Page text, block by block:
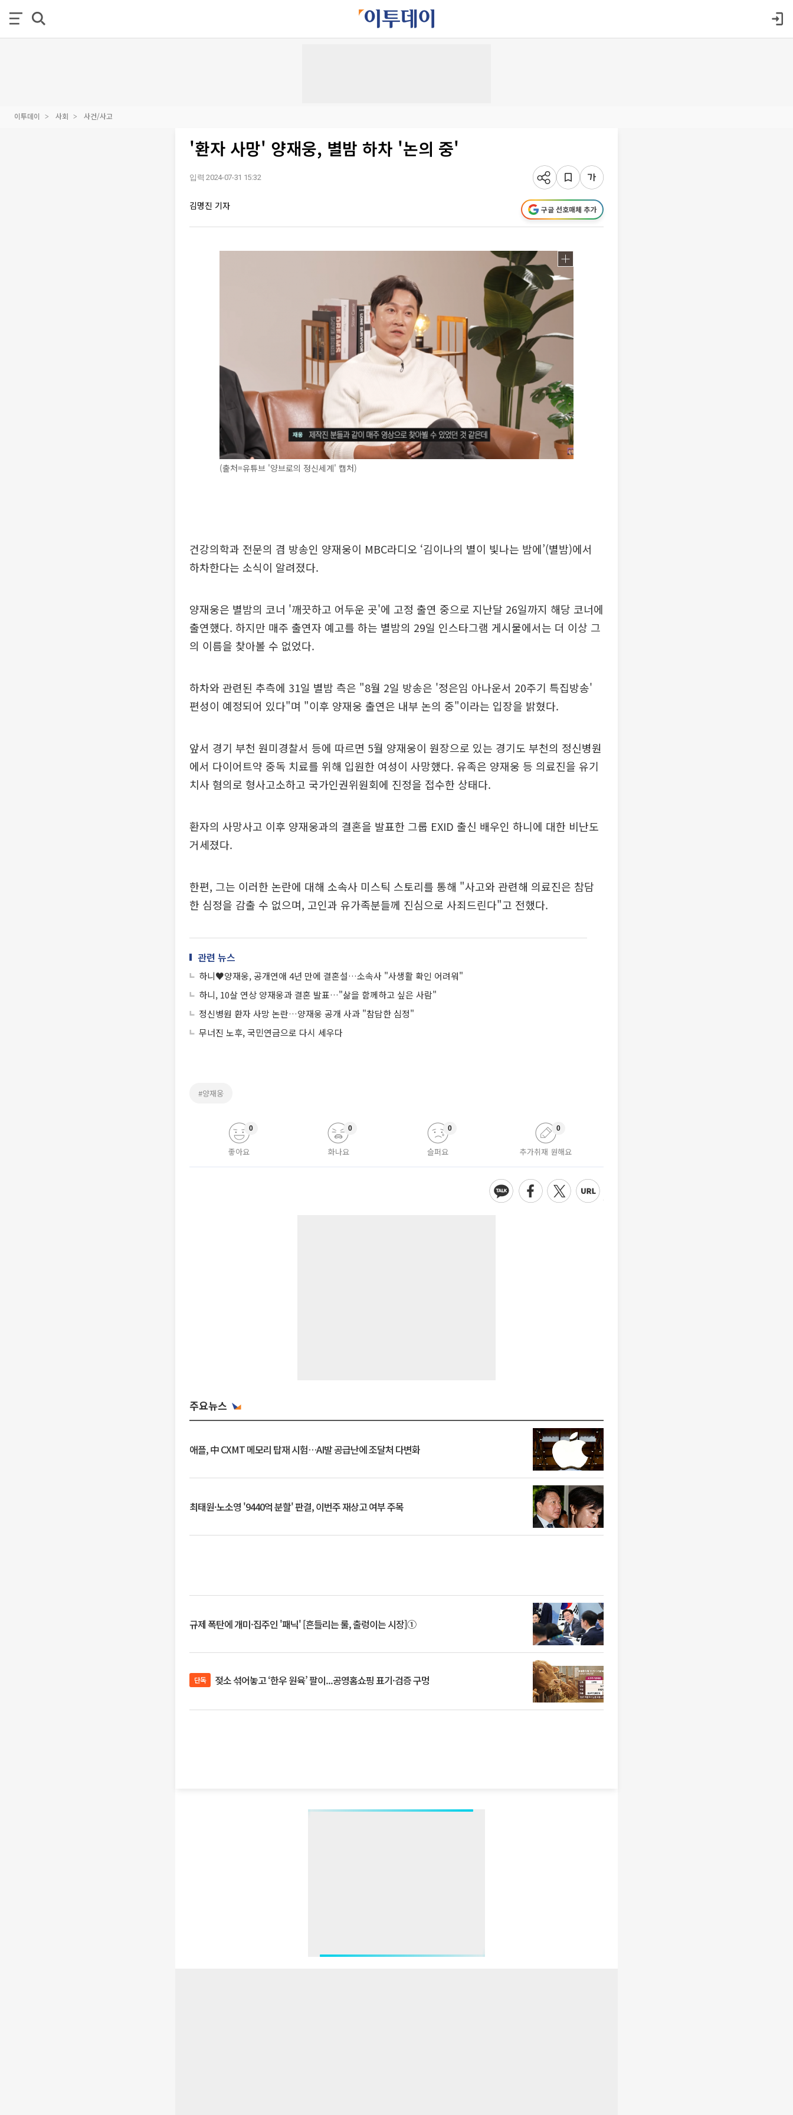
이투데이 사회 사건/사고
'환자 사망' 양재웅, 별밤 하차 '논의 중'
입력 2024-07-31 15:32
김명진 기자 구글 선호매체 추가
(출처=유튜브 '양브로의 정신세계' 캡처)
건강의학과 전문의 겸 방송인 양재웅이 MBC라디오 ‘김이나의 별이 빛나는 밤에’(별밤)에서
하차한다는 소식이 알려졌다.
양재웅은 별밤의 코너 '깨끗하고 어두운 곳'에 고정 출연 중으로 지난달 26일까지 해당 코너에
출연했다. 하지만 매주 출연자 예고를 하는 별밤의 29일 인스타그램 게시물에서는 더 이상 그
의 이름을 찾아볼 수 없었다.
하차와 관련된 추측에 31일 별밤 측은 "8월 2일 방송은 '정은임 아나운서 20주기 특집방송'
편성이 예정되어 있다"며 "이후 양재웅 출연은 내부 논의 중"이라는 입장을 밝혔다.
앞서 경기 부천 원미경찰서 등에 따르면 5월 양재웅이 원장으로 있는 경기도 부천의 정신병원
에서 다이어트약 중독 치료를 위해 입원한 여성이 사망했다. 유족은 양재웅 등 의료진을 유기
치사 혐의로 형사고소하고 국가인권위원회에 진정을 접수한 상태다.
환자의 사망사고 이후 양재웅과의 결혼을 발표한 그룹 EXID 출신 배우인 하니에 대한 비난도
거세졌다.
한편, 그는 이러한 논란에 대해 소속사 미스틱 스토리를 통해 "사고와 관련해 의료진은 참담
한 심정을 감출 수 없으며, 고인과 유가족분들께 진심으로 사죄드린다"고 전했다.
관련 뉴스
하니♥양재웅, 공개연애 4년 만에 결혼설…소속사 "사생활 확인 어려워"
하니, 10살 연상 양재웅과 결혼 발표…"삶을 함께하고 싶은 사람"
정신병원 환자 사망 논란…양재웅 공개 사과 "참담한 심정"
무너진 노후, 국민연금으로 다시 세우다
#양재웅
좋아요
0
화나요
0
슬퍼요
0
추가취재 원해요
0
주요뉴스
애플, 中 CXMT 메모리 탑재 시험…AI발 공급난에 조달처 다변화
최태원·노소영 '9440억 분할' 판결, 이번주 재상고 여부 주목
규제 폭탄에 개미·집주인 '패닉' [흔들리는 룰, 출렁이는 시장]①
단독 젖소 섞어놓고 ‘한우 원육’ 팔이...공영홈쇼핑 표기·검증 구멍